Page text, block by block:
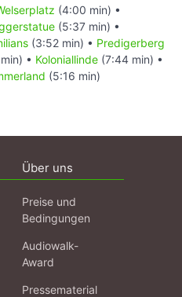
(4:00 min) •
(5:37 min) •
(3:52 min) • Predigerberg
• Koloniallinde (7:44 min) •
(5:16 min)
Über uns
Preise und
Bedingungen
Audiowalk-
Award
Pressematerial